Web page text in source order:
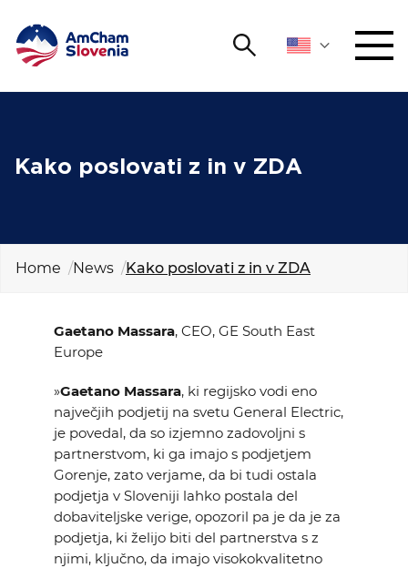
Search
ADVOCACY
INTERNATIONAL COOPERATION
EVENTS
NEWS
CONTACT
Kako poslovati z in v ZDA
Home News Kako poslovati z in v ZDA
Gaetano Massara, CEO, GE South East
Europe
»Gaetano Massara, ki regijsko vodi eno
največjih podjetij na svetu General Electric,
je povedal, da so izjemno zadovoljni s
partnerstvom, ki ga imajo s podjetjem
Gorenje, zato verjame, da bi tudi ostala
podjetja v Sloveniji lahko postala del
dobaviteljske verige, opozoril pa je da je za
podjetja, ki želijo biti del partnerstva s z
njimi, ključno, da imajo visokokvalitetno